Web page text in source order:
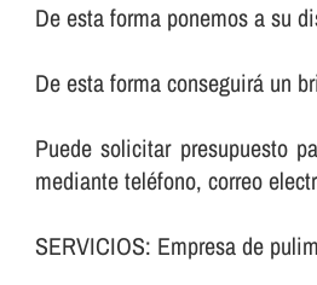
De esta forma ponemos a su
De esta forma conseguirá un
Puede solicitar presupuesto
mediante teléfono, correo
SERVICIOS: Empresa de